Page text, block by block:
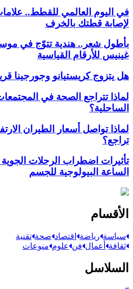
في اليوم العالمي للقطط..
لإصابة قطتك بالخرف
بأطول شعر.. هندية تتوّج في
غينيس للأرقام القياسية
هل يتزوج كريستيانو وجورجينا
لماذا تتراجع الصحة في
الساحلية؟
لماذا تواصل أسعار الطيران
تراجع؟
تأثيرات اضطراب الرحلات
الساعة البيولوجية للجسم
الأقسام
سياسة رياضة اقتصاد صحة تقنية
ثقافة
أعمال فن علوم منوعات
السلاسل